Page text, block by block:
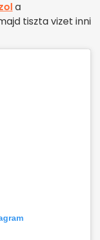
a
tiszta vizet inni